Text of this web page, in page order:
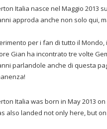
Italia nasce nel Maggio 2013
approda anche non solo qui,
per i fan di tutto il
Gian ha incontrato tre volte
parlandole anche di questa
Italia was born in May 2013
also landed not only here, but